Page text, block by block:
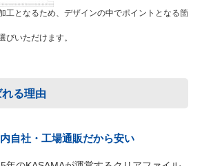
工となるため、デザインの中でポイントとなる箇
びいただけます。
る理由
自社・工場通販だから安い